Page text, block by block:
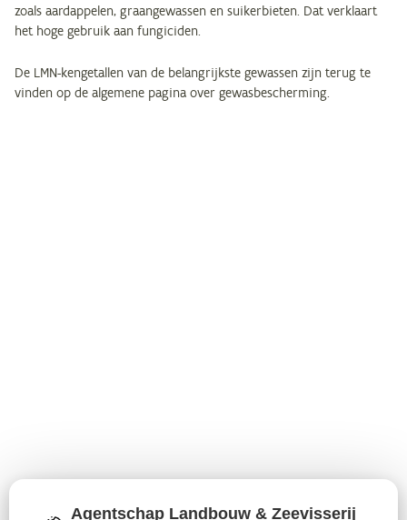
zoals aardappelen, graangewassen en suikerbieten. Dat verklaart
het hoge gebruik aan fungiciden.
De LMN-kengetallen van de belangrijkste gewassen zijn terug te
vinden op de algemene pagina over gewasbescherming.
Agentschap Landbouw & Zeevisserij